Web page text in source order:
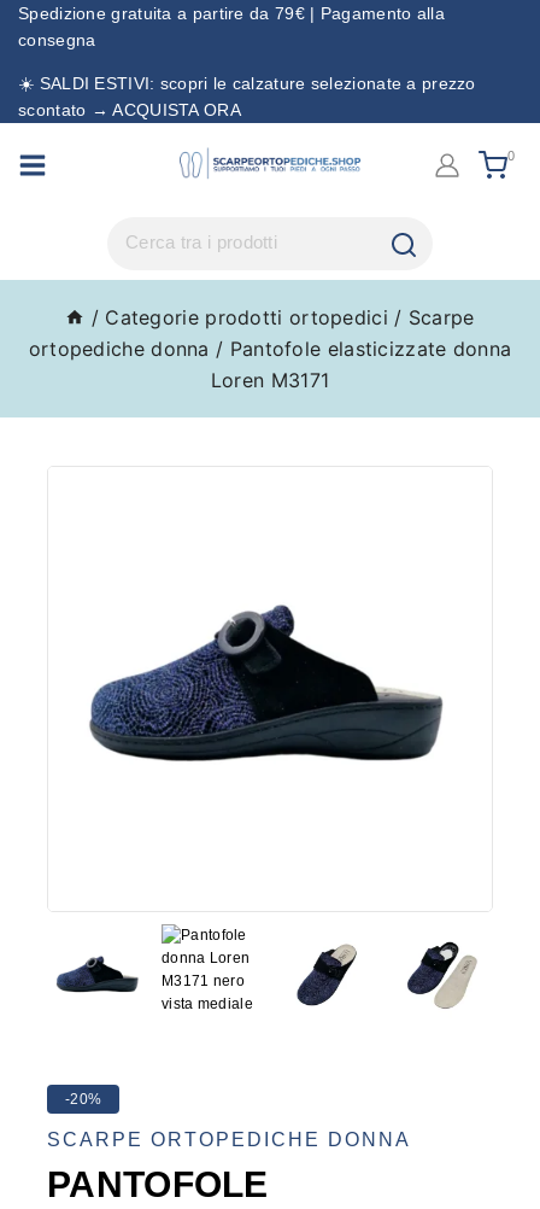
Spedizione gratuita a partire da 79€ | Pagamento alla
consegna
☀️ SALDI ESTIVI: scopri le calzature selezionate a prezzo
scontato → ACQUISTA ORA
0
/ Categorie prodotti ortopedici / Scarpe
ortopediche donna / Pantofole elasticizzate donna
Loren M3171
-20%
SCARPE ORTOPEDICHE DONNA
PANTOFOLE